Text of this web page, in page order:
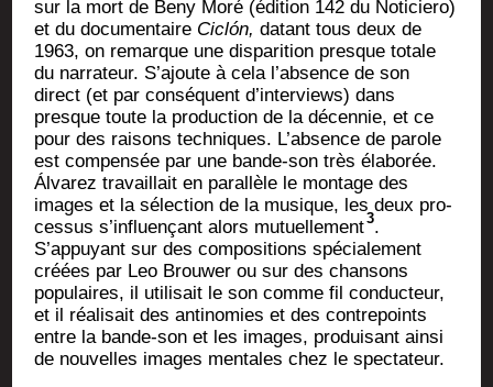
sur la mort de Beny Moré (édi­tion 142 du Noti­cie­ro)
et du docu­men­taire Ciclón,datant tous deux de
1963, on remarque une dis­pa­ri­tion presque totale
du nar­ra­teur. S’ajoute à cela l’absence de son
direct (et par consé­quent d’interviews) dans
presque toute la pro­duc­tion de la décen­nie, et ce
pour des rai­sons tech­niques. L’absence de parole
est com­pen­sée par une bande-son très éla­bo­rée.
Álva­rez tra­vaillait en paral­lèle le mon­tage des
images et la sélec­tion de la musique, les deux pro­
ces­sus s’influençant alors mutuel­le­ment3.
S’appuyant sur des com­po­si­tions spé­cia­le­ment
créées par Leo Brou­wer ou sur des chan­sons
popu­laires, il uti­li­sait le son comme fil conduc­teur,
et il réa­li­sait des anti­no­mies et des contre­points
entre la bande-son et les images, pro­dui­sant ain­si
de nou­velles images men­tales chez le spectateur.